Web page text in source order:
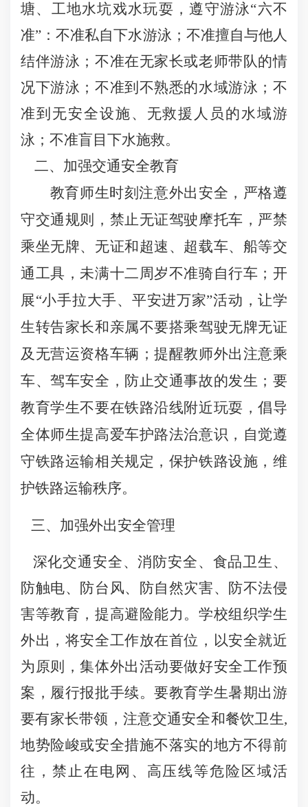
塘、工地水坑戏水玩耍，遵守游泳“六不
准”：不准私自下水游泳；不准擅自与他人
结伴游泳；不准在无家长或老师带队的情
况下游泳；不准到不熟悉的水域游泳；不
准到无安全设施、无救援人员的水域游
泳；不准盲目下水施救。
二、加强交通安全教育
教育师生时刻注意外出安全，严格遵
守交通规则，禁止无证驾驶摩托车，严禁
乘坐无牌、无证和超速、超载车、船等交
通工具，未满十二周岁不准骑自行车；开
展“小手拉大手、平安进万家”活动，让学
生转告家长和亲属不要搭乘驾驶无牌无证
及无营运资格车辆；提醒教师外出注意乘
车、驾车安全，防止交通事故的发生；要
教育学生不要在铁路沿线附近玩耍，倡导
全体师生提高爱车护路法治意识，自觉遵
守铁路运输相关规定，保护铁路设施，维
护铁路运输秩序。
三、加强外出安全管理
深化交通安全、消防安全、食品卫生、
防触电、防台风、防自然灾害、防不法侵
害等教育，提高避险能力。学校组织学生
外出，将安全工作放在首位，以安全就近
为原则，集体外出活动要做好安全工作预
案，履行报批手续。要教育学生暑期出游
要有家长带领，注意交通安全和餐饮卫生,
地势险峻或安全措施不落实的地方不得前
往，禁止在电网、高压线等危险区域活
动。